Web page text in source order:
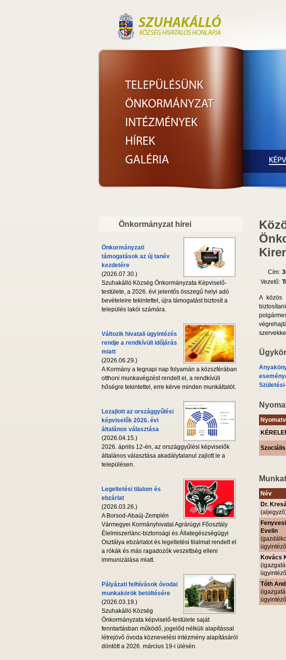
Önkormányzat hírei
Önkormányzati
támogatások az új tanév
kezdetére
(2026.07.30.)
Szuhakálló Község Önkormányzata Képviselő-
testülete, a 2026. évi jelentős összegű helyi adó
bevételeire tekintettel, újra támogatást biztosít a
település lakói számára.
Változik hivatali ügyintézés
rendje a rendkívüli időjárás
miatt
(2026.06.29.)
A Kormány a tegnapi nap folyamán a közszférában
otthoni munkavégzést rendelt el, a rendkívüli
hőségre tekintettel, erre kérve minden munkáltatót.
Lezajlott az országgyűlési
képviselők 2026. évi
általános választása
(2026.04.15.)
2026. április 12-én, az országgyűlési képviselők
általános választása akadálytalanul zajlott le a
településen.
Legeltetési tilalom és
ebzárlat
(2026.03.26.)
A Borsod-Abaúj-Zemplén
Vármegyei Kormányhivatal Agrárügyi Főosztály
Élelmiszerlánc-biztonsági és Állategészségügyi
Osztálya ebzárlatot és legeltetési tilalmat rendelt el
a rókák és más ragadozók veszettség elleni
immunizálása miatt.
Pályázati felhívások óvodai
munkakörök betöltésére
(2026.03.19.)
Szuhakálló Község
Önkormányzata képviselő-testülete saját
fenntartásban működő, jogelőd nélküli alapítással
létrejövő óvoda köznevelési intézmény alapításáról
döntött a 2026. március 19-i ülésén.
Cím:
Vezető:
A közös
Név
Dr.
Evelin
Kovács
Tóth